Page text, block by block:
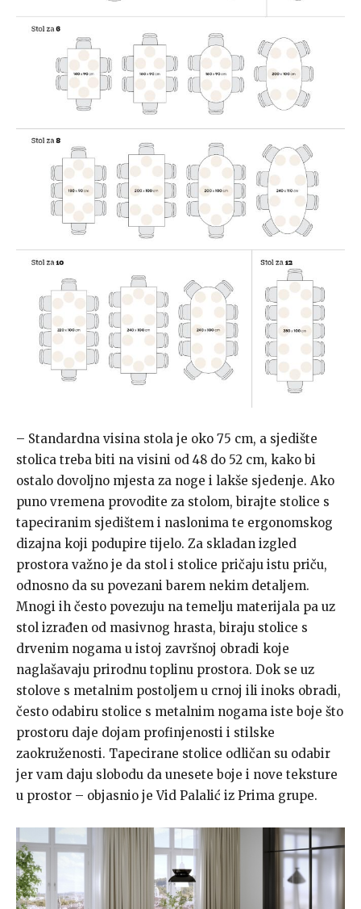
– Standardna visina stola je oko 75 cm, a sjedište
stolica treba biti na visini od 48 do 52 cm, kako bi
ostalo dovoljno mjesta za noge i lakše sjedenje. Ako
puno vremena provodite za stolom, birajte stolice s
tapeciranim sjedištem i naslonima te ergonomskog
dizajna koji podupire tijelo. Za skladan izgled
prostora važno je da stol i stolice pričaju istu priču,
odnosno da su povezani barem nekim detaljem.
Mnogi ih često povezuju na temelju materijala pa uz
stol izrađen od masivnog hrasta, biraju stolice s
drvenim nogama u istoj završnoj obradi koje
naglašavaju prirodnu toplinu prostora. Dok se uz
stolove s metalnim postoljem u crnoj ili inoks obradi,
često odabiru stolice s metalnim nogama iste boje što
prostoru daje dojam profinjenosti i stilske
zaokruženosti. Tapecirane stolice odličan su odabir
jer vam daju slobodu da unesete boje i nove teksture
u prostor – objasnio je Vid Palalić iz Prima grupe.